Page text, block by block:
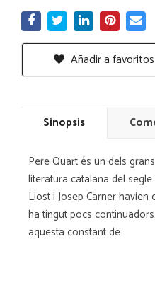
Añadir a favoritos
Sinopsis
Pere Quart és un dels
literatura catalana del
Liost i Josep Carner
ha tingut pocs
aquesta constant de